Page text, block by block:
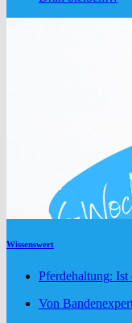
Wissenswert
Pferdehaltung:
Von